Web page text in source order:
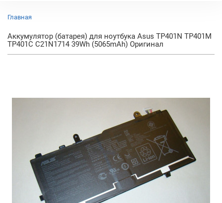
Главная
Аккумулятор (батарея) для ноутбука Asus TP401N TP401M
TP401C C21N1714 39Wh (5065mAh) Оригинал